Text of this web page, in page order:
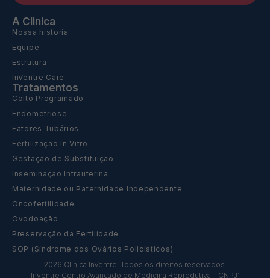
Tratamentos
Coito Programado
Endometriose
Fatores Tubários
Fertilização In Vitro
Gestação de Substituição
Inseminação Intrauterina
Maternidade ou Paternidade Independente
Oncofertilidade
Ovodoação
Preservação da Fertilidade
SOP (Síndrome dos Ovários Policísticos)
A Clinica
Nossa historia
Equipe
Estrutura
InVentre Care
2026 Clinica InVentre. Todos os direitos reservados.
Inventre Centro Avançado de Medicina Reprodutiva – CNPJ: